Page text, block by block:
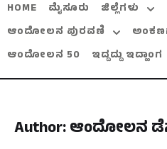
HOME ಮೈಸೂರು ಜಿಲ್ಲೆಗಳು
ಆಂದೋಲನ ಪುರವಣಿ
ಆಂದೋಲನ 50
ಇದ್ದದ್ದು ಇದ್ಹಾಂಗ
Author:ಆಂದೋಲನ